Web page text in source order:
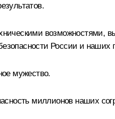
возможностями,
России и наших
мужество.
миллионов наших